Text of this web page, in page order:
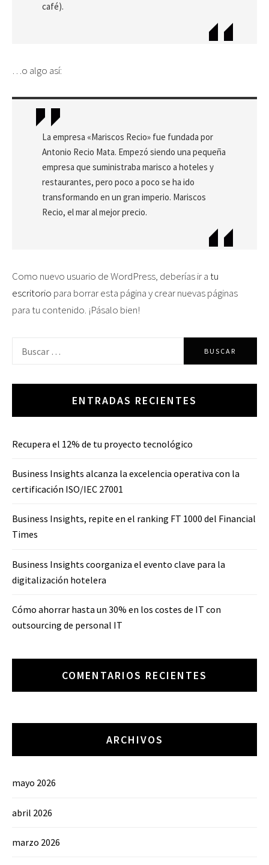
café).
…o algo así:
La empresa «Mariscos Recio» fue fundada por
Antonio Recio Mata. Empezó siendo una pequeña
empresa que suministraba marisco a hoteles y
restaurantes, pero poco a poco se ha ido
transformando en un gran imperio. Mariscos
Recio, el mar al mejor precio.
Como nuevo usuario de WordPress, deberías ir atu
escritorio para borrar esta página y crear nuevas páginas
para tu contenido. ¡Pásalo bien!
ENTRADAS RECIENTES
Recupera el 12% de tu proyecto tecnológico
Business Insights alcanza la excelencia operativa con la
certificación ISO/IEC 27001
Business Insights, repite en el ranking FT 1000 del Financial
Times
Business Insights coorganiza el evento clave para la
digitalización hotelera
Cómo ahorrar hasta un 30% en los costes de IT con
outsourcing de personal IT
COMENTARIOS RECIENTES
ARCHIVOS
mayo 2026
abril 2026
marzo 2026